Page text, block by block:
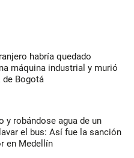
habría quedado
máquina industrial y murió
de Bogotá
y robándose agua de un
el bus: Así fue la sanción
en Medellín